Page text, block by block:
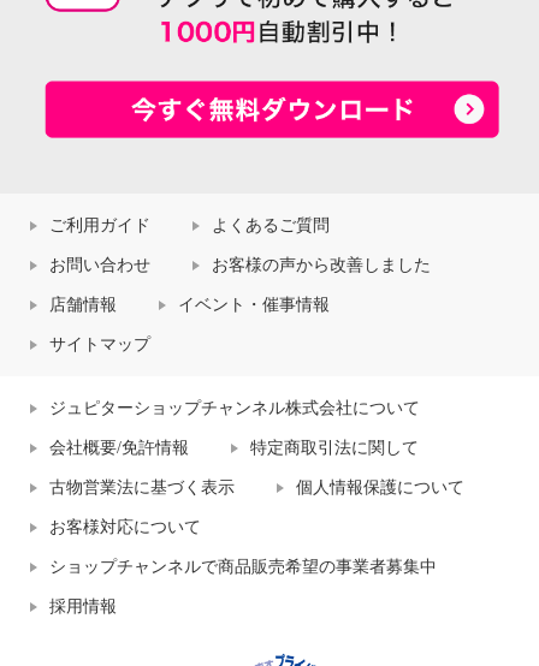
ご利用ガイド よくあるご質問
お問い合わせ お客様の声から改善しました
店舗情報 イベント・催事情報
サイトマップ
ジュピターショップチャンネル株式会社について
会社概要/免許情報 特定商取引法に関して
古物営業法に基づく表示 個人情報保護について
お客様対応について
ショップチャンネルで商品販売希望の事業者募集中
採用情報